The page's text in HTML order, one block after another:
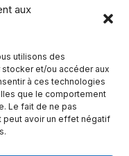
aux
utilisons des
et/ou accéder aux
à ces technologies
que le comportement
Le fait de ne pas
peut avoir un effet négatif